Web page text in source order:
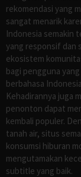
rekomendasi yang
sangat menarik
Indonesia semakin
yang responsif dan
ekosistem
bagi pengguna
berbahasa
Kehadirannya juga
penonton dapat
kembali populer.
tanah air, situs
konsumsi hiburan
mengutamakan
subtitle yang baik.